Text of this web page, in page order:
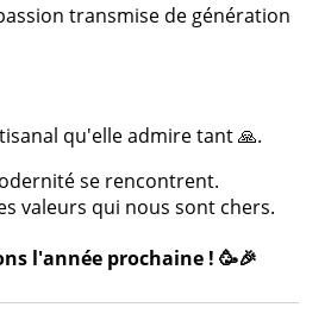
transmise de génération
qu'elle admire tant 🙏.
se rencontrent.
valeurs qui nous sont chers.
l'année prochaine ! 🥳🎉